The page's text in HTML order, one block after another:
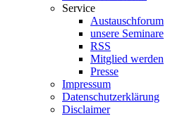
Service
Austauschforum
unsere Seminare
RSS
Mitglied werden
Presse
Impressum
Datenschutzerklärung
Disclaimer